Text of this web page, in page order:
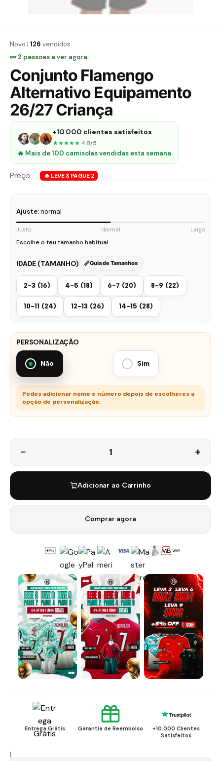
Novo | 126 vendidos
👀 1pessoa a ver agora
Conjunto Flamengo
Alternativo Equipamento
26/27 Criança
+10.000 clientes satisfeitos
★★★★★ 4.8/5
🔥 Mais de 100 camisolas vendidas esta semana
Ajuste:normal
Justo Normal Largo
Escolhe o teu tamanho habitual
IDADE (TAMANHO) Guia de Tamanhos
2-3 (16) 4-5 (18) 6-7 (20) 8-9 (22)
10-11 (24) 12-13 (26) 14-15 (28)
PERSONALIZAÇÃO
Não Sim
Podes adicionar nome e número depois de escolheres a
opção de personalização.
Adicionar ao Carrinho
Comprar agora
Entrega Grátis Garantia de Reembolso
+10.000 Clientes
Satisfeitos
|